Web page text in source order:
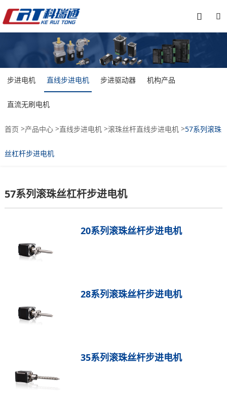


步进电机 直线步进电机 步进驱动器 机构产品
直流无刷电机
首页 >产品中心>直线步进电机>滚珠丝杆直线步进电机>57系列滚珠
丝杠杆步进电机
57系列滚珠丝杠杆步进电机
20系列滚珠丝杆步进电机
28系列滚珠丝杆步进电机
35系列滚珠丝杆步进电机